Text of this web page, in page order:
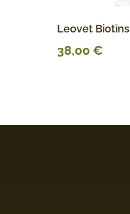
Leovet Biotīns
38,00 €